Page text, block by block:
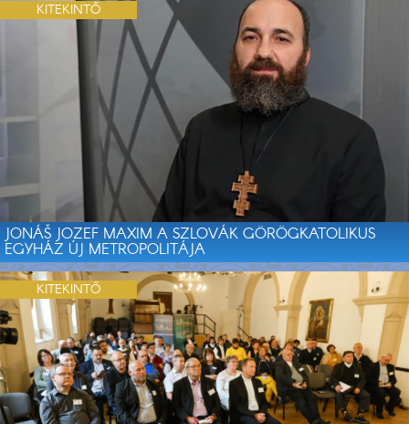
JONÁŠ JOZEF MAXIM A SZLOVÁK GÖRÖGKATOLIKUS
EGYHÁZ ÚJ METROPOLITÁJA
KITEKINTŐ
KITEKINTŐ